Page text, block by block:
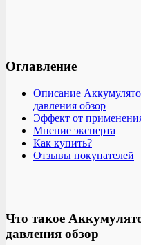
Оглавление
Описание
давления обзор
Эффект от
Мнение эксперта
Как купить?
Отзывы покупателей
Что такое
давления обзор